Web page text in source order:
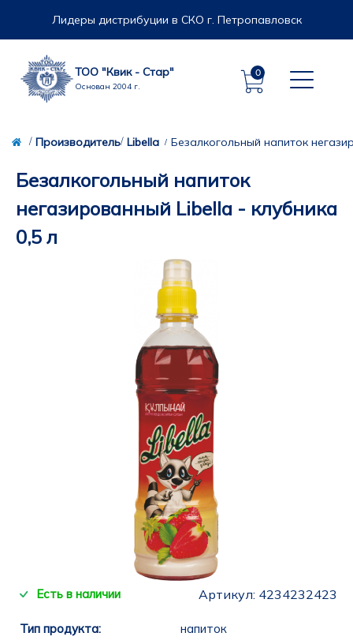
Лидеры дистрибуции в СКО г. Петропавловск
ТОО "Квик - Стар"
Основан 2004 г.
0
Производитель Libella Безалкогольный напиток
Безалкогольный напиток
негазированный Libella - клубника
0,5 л
Есть в наличии Артикул: 4234232423
Тип продукта:
напиток